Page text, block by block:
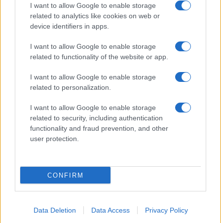
I want to allow Google to enable storage
related to analytics like cookies on web or
device identifiers in apps.
I want to allow Google to enable storage
related to functionality of the website or app.
I want to allow Google to enable storage
related to personalization.
I want to allow Google to enable storage
related to security, including authentication
functionality and fraud prevention, and other
user protection.
CONFIRM
Data Deletion Data Access Privacy Policy
abbigliamento fresco e professionale
Cristian Castiglioni · 7 Ago 2026
Magna Pars Milano: un’esperienza olfattiva unica in un